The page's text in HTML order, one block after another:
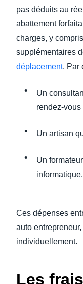
pas déduits au
abattement
charges, y
supplémentaires
déplacement. Par
Un
rendez-vous
Un artisan
Un
informatique.
Ces dépenses
auto
individuellement.
Les